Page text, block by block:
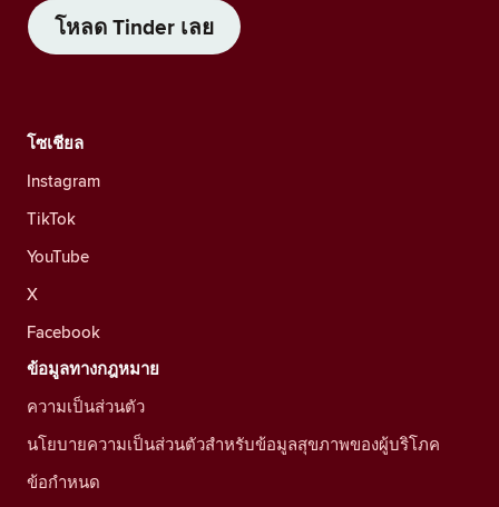
โหลด Tinder เลย
โซเชียล
Instagram
TikTok
YouTube
X
Facebook
ข้อมูลทางกฎหมาย
ความเป็นส่วนตัว
นโยบายความเป็นส่วนตัวสำหรับข้อมูลสุขภาพของผู้บริโภค
ข้อกำหนด